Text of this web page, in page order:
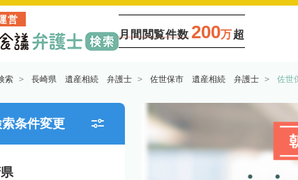
営
月間閲覧件数 200万超
索 長崎県 遺産相続 弁護士 佐世保市 遺産相続 弁護士 佐世
条件変更